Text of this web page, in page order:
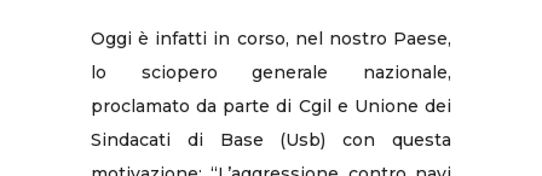
Oggi è infatti in corso, nel nostro Paese,
lo sciopero generale nazionale,
proclamato da parte di Cgil e Unione dei
Sindacati di Base (Usb) con questa